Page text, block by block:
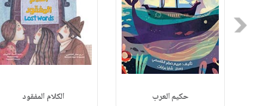
Previous
حكيم العرب الكلام المفقود